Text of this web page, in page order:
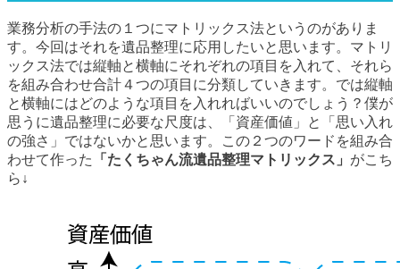
業務分析の手法の１つにマトリックス法というのがありま
す。今回はそれを遺品整理に応用したいと思います。マトリ
ックス法では縦軸と横軸にそれぞれの項目を入れて、それら
を組み合わせ合計４つの項目に分類していきます。では縦軸
と横軸にはどのような項目を入れればいいのでしょう？僕が
思うに遺品整理に必要な尺度は、「資産価値」と「思い入れ
の強さ」ではないかと思います。この２つのワードを組み合
わせて作った
「たくちゃん流遺品整理マトリックス」 がこち
ら↓